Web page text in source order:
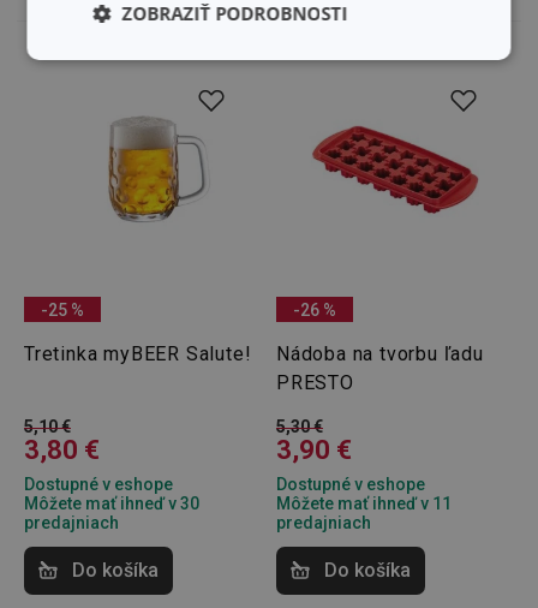
-25 %
Tretinka myBEER Salute!
5,10 €
3,80 €
Dostupné v eshope
Môžete mať ihneď v 30
predajniach
Do košíka
-26 %
Nádoba na tvorbu ľadu
PRESTO
5,30 €
3,90 €
Dostupné v eshope
Môžete mať ihneď v 11
predajniach
Do košíka
ZOBRAZIŤ PODROBNOSTI
Základné
Analytické a
Marketingové
cookies
Funkčné súbory
Základné (funkčné) cookies
Analytické a preferenčné cookies
Funkčné súbory
Nevyhnutne potrebné súbory cookie umožňujú
základné funkcie webovej lokality, ako prihlásenie
používateľa a správa účtu. Webová lokalita sa nedá
správne používať bez nevyhnutne potrebných
súborov cookie.